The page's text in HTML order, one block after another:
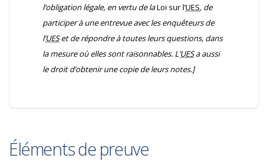
l’obligation légale, en vertu de laLoi sur l’UES, de
participer à une entrevue avec les enquêteurs de
l’UESet de répondre à toutes leurs questions, dans
la mesure où elles sont raisonnables. L’UESa aussi
le droit d’obtenir une copie de leurs notes.]
Éléments de preuve